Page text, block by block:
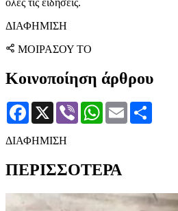
όλες τις ειδήσεις.
ΔΙΑΦΗΜΙΣΗ
ΜΟΙΡΑΣΟΥ ΤΟ
Κοινοποίηση άρθρου
Facebook
X Viber WhatsApp
Email
ΔΙΑΦΗΜΙΣΗ
ΠΕΡΙΣΣΟΤΕΡΑ